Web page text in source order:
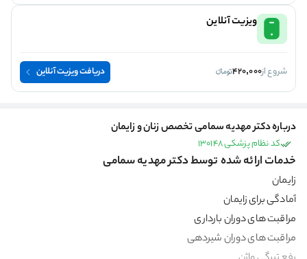
ویزیت آنلاین
شروع از420,000 دریافت ویزیت آنلاین
درباره دکتر مهدیه سمامی تخصص زنان و زایمان
کد نظام پزشکی 130148
خدمات ارائه شده توسط دکتر مهدیه سمامی
زایمان
آمادگی برای زایمان
مراقبت های دوران بارداری
مراقبت های دوران شیردهی